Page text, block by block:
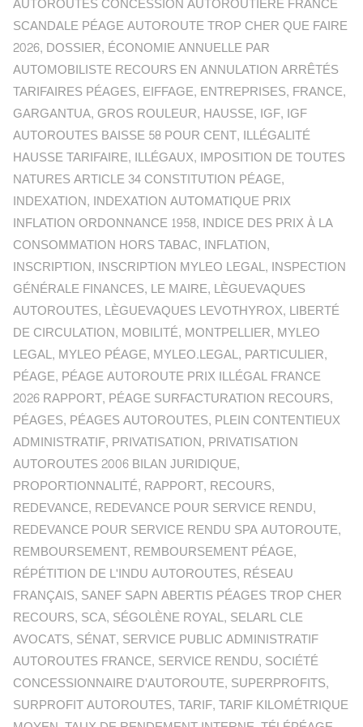
AUTOROUTES CONCESSION AUTOROUTIÈRE FRANCE
SCANDALE PÉAGE AUTOROUTE TROP CHER QUE FAIRE
2026, DOSSIER, ÉCONOMIE ANNUELLE PAR
AUTOMOBILISTE RECOURS EN ANNULATION ARRÊTÉS
TARIFAIRES PÉAGES, EIFFAGE, ENTREPRISES, FRANCE,
GARGANTUA, GROS ROULEUR, HAUSSE, IGF, IGF
AUTOROUTES BAISSE 58 POUR CENT, ILLÉGALITÉ
HAUSSE TARIFAIRE, ILLÉGAUX, IMPOSITION DE TOUTES
NATURES ARTICLE 34 CONSTITUTION PÉAGE,
INDEXATION, INDEXATION AUTOMATIQUE PRIX
INFLATION ORDONNANCE 1958, INDICE DES PRIX À LA
CONSOMMATION HORS TABAC, INFLATION,
INSCRIPTION, INSCRIPTION MYLEO LEGAL, INSPECTION
GÉNÉRALE FINANCES, LE MAIRE, LÈGUEVAQUES
AUTOROUTES, LÈGUEVAQUES LEVOTHYROX, LIBERTÉ
DE CIRCULATION, MOBILITÉ, MONTPELLIER, MYLEO
LEGAL, MYLEO PÉAGE, MYLEO.LEGAL, PARTICULIER,
PÉAGE, PÉAGE AUTOROUTE PRIX ILLÉGAL FRANCE
2026 RAPPORT, PÉAGE SURFACTURATION RECOURS,
PÉAGES, PÉAGES AUTOROUTES, PLEIN CONTENTIEUX
ADMINISTRATIF, PRIVATISATION, PRIVATISATION
AUTOROUTES 2006 BILAN JURIDIQUE,
PROPORTIONNALITÉ, RAPPORT, RECOURS,
REDEVANCE, REDEVANCE POUR SERVICE RENDU,
REDEVANCE POUR SERVICE RENDU SPA AUTOROUTE,
REMBOURSEMENT, REMBOURSEMENT PÉAGE,
RÉPÉTITION DE L'INDU AUTOROUTES, RÉSEAU
FRANÇAIS, SANEF SAPN ABERTIS PÉAGES TROP CHER
RECOURS, SCA, SÉGOLÈNE ROYAL, SELARL CLE
AVOCATS, SÉNAT, SERVICE PUBLIC ADMINISTRATIF
AUTOROUTES FRANCE, SERVICE RENDU, SOCIÉTÉ
CONCESSIONNAIRE D'AUTOROUTE, SUPERPROFITS,
SURPROFIT AUTOROUTES,TARIF,TARIF KILOMÉTRIQUE